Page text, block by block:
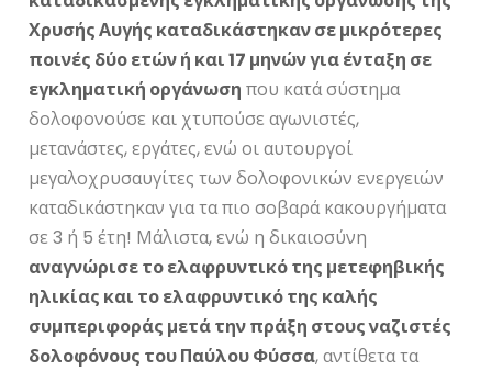
Χρυσής Αυγής καταδικάστηκαν σε μικρότερες
ποινές δύο ετών ή και 17 μηνών για ένταξη σε
εγκληματική οργάνωση που κατά σύστημα
δολοφονούσε και χτυπούσε αγωνιστές,
μετανάστες, εργάτες, ενώ οι αυτουργοί
μεγαλοχρυσαυγίτες των δολοφονικών ενεργειών
καταδικάστηκαν για τα πιο σοβαρά κακουργήματα
σε 3 ή 5 έτη! Μάλιστα, ενώ η δικαιοσύνη
αναγνώρισε το ελαφρυντικό της μετεφηβικής
ηλικίας και το ελαφρυντικό της καλής
συμπεριφοράς μετά την πράξη στους ναζιστές
δολοφόνους του Παύλου Φύσσα, αντίθετα τα